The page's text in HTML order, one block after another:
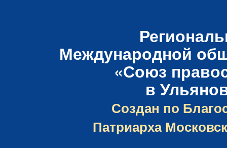
Международной
«Союз
в
Создан по
Патриарха